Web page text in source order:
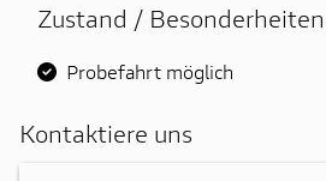
Zustand / Besonderheiten
Probefahrt möglich
Kontaktiere uns